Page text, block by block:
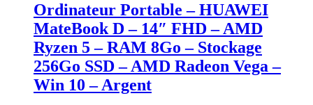
Ordinateur Portable – HUAWEI
MateBook D – 14″ FHD – AMD
Ryzen 5 – RAM 8Go – Stockage
256Go SSD – AMD Radeon Vega –
Win 10 – Argent